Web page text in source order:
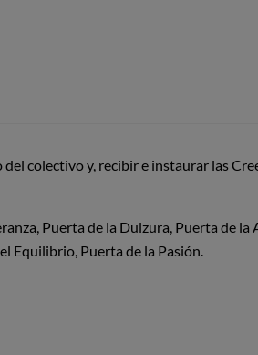
colectivo y, recibir e instaurar las
Puerta de la Dulzura, Puerta de la
Equilibrio, Puerta de la Pasión.